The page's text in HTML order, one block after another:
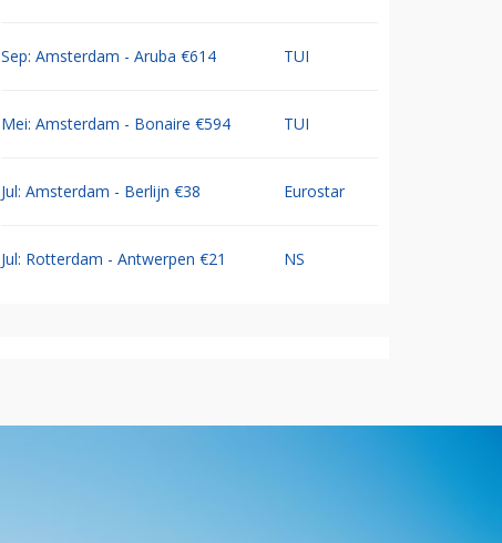
Sep: Amsterdam - Aruba €614 TUI
Mei: Amsterdam - Bonaire €594 TUI
Jul: Amsterdam - Berlijn €38 Eurostar
Jul: Rotterdam - Antwerpen €21 NS